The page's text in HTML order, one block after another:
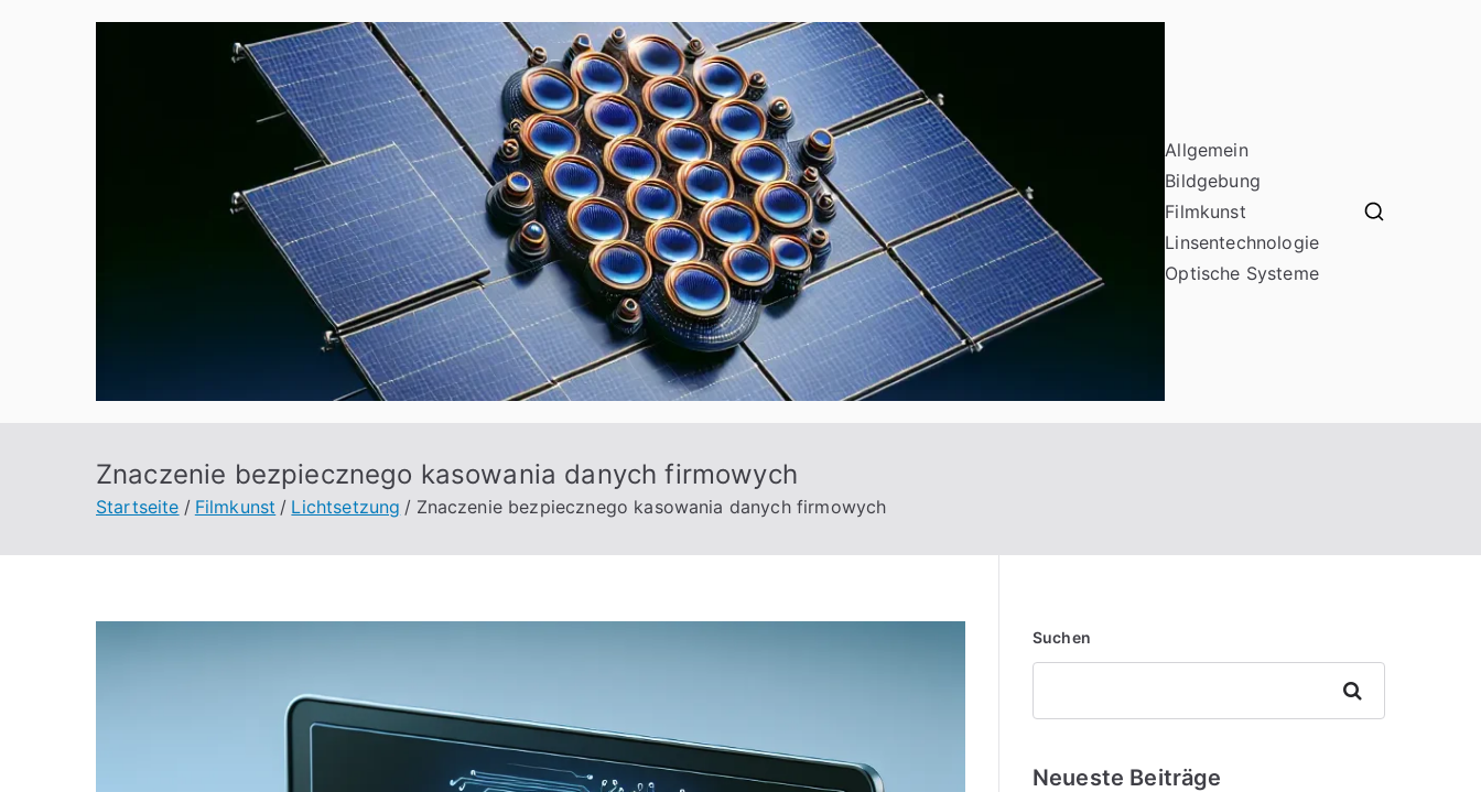
odf16
Allgemein
Bildgebung
Filmkunst
Linsentechnologie
Optische Systeme
Znaczenie bezpiecznego kasowania danych firmowych
Startseite Filmkunst Lichtsetzung Znaczenie bezpiecznego kasowania danych firmowych
Suchen
Suchen
Neueste Beiträge